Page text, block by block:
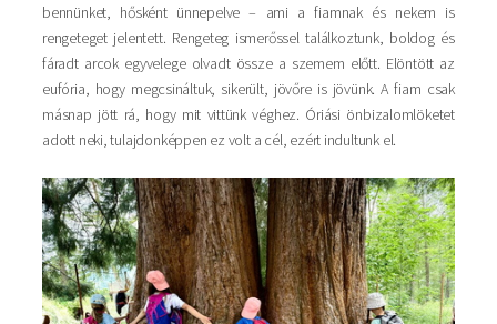
bennünket, hősként ünnepelve – ami a fiamnak és nekem is
rengeteget jelentett. Rengeteg ismerőssel találkoztunk, boldog és
fáradt arcok egyvelege olvadt össze a szemem előtt. Elöntött az
eufória, hogy megcsináltuk, sikerült, jövőre is jövünk. A fiam csak
másnap jött rá, hogy mit vittünk véghez. Óriási önbizalomlöketet
adott neki, tulajdonképpen ez volt a cél, ezért indultunk el.
Kép